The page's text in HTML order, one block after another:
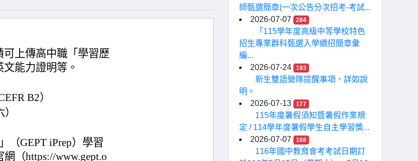
可上傳高中職「學習歷
能力證明等。
B2）
（GEPT iPrep）學習
（https://www.gept.o
師甄選簡章(一次公告分次招考-考試...
2026-07-07
284
「115學年度高級中等學校特色
招生專業群科甄選入學續招簡章彙
編...
2026-07-24
193
新生雙語營隊提醒事項，詳如說
明。
2026-07-13
177
115年度暑假須知暨暑假作業規
定 / 114學年度暑假學生自主學習獎...
2026-07-07
168
116年國中教育會考考試日期訂